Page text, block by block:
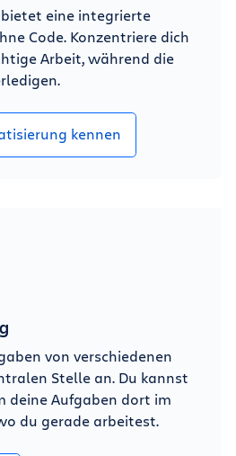
eine integrierte
Code. Konzentriere dich
Arbeit, während die
kennen
von verschiedenen
Stelle an. Du kannst
deine Aufgaben dort im
du gerade arbeitest.